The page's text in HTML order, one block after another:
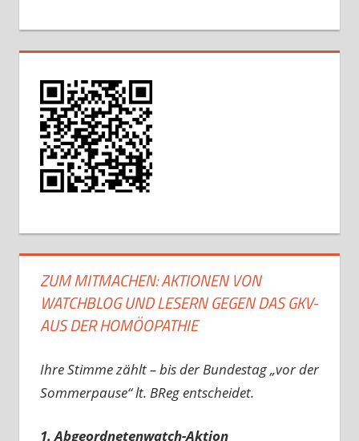
ZUM MITMACHEN: AKTIONEN VON
WATCHBLOG UND LESERN GEGEN DAS GKV-
AUS DER HOMÖOPATHIE
Ihre Stimme zählt – bis der Bundestag „vor der
Sommerpause“ lt. BReg entscheidet.
1. Abgeordnetenwatch-Aktion